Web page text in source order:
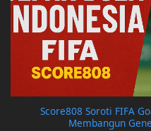
Score808 Soroti FIFA
Membangun